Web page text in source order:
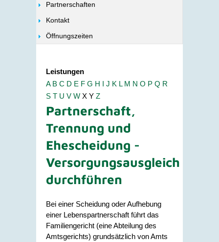
Partnerschaften
Kontakt
Öffnungszeiten
Leistungen
A B C D E F G H I J K L M N O P Q R
S T U V W X Y Z
Partnerschaft,
Trennung und
Ehescheidung -
Versorgungsausgleich
durchführen
Bei einer Scheidung oder Aufhebung
einer Lebenspartnerschaft führt das
Familiengericht (eine Abteilung des
Amtsgerichts) grundsätzlich von Amts